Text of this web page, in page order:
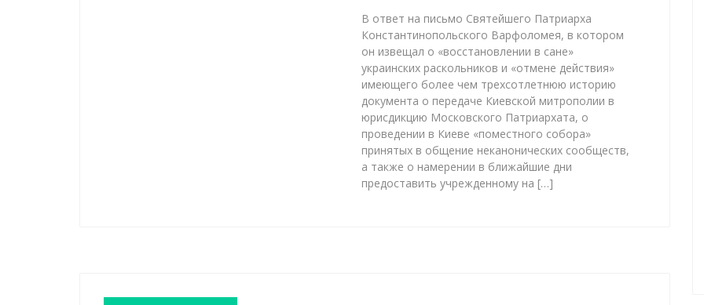
В ответ на письмо Святейшего Патриарха
Константинопольского Варфоломея, в котором
он извещал о «восстановлении в сане»
украинских раскольников и «отмене действия»
имеющего более чем трехсотлетнюю историю
документа о передаче Киевской митрополии в
юрисдикцию Московского Патриархата, о
проведении в Киеве «поместного собора»
принятых в общение неканонических сообществ,
а также о намерении в ближайшие дни
предоставить учрежденному на […]